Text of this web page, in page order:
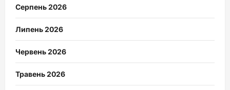
Серпень 2026
Липень 2026
Червень 2026
Травень 2026